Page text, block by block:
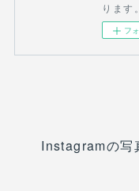
ります。
フ
Instagramの写